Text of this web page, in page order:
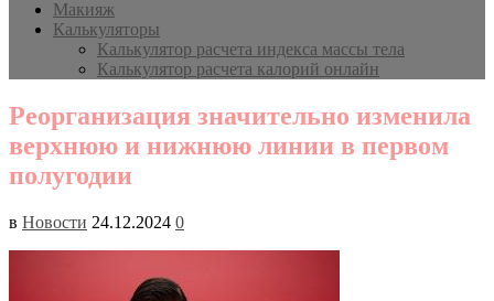
Макияж
Калькуляторы
Калькулятор расчета индекса массы тела
Калькулятор расчета калорий онлайн
Реорганизация значительно изменила
верхнюю и нижнюю линии в первом
полугодии
в Новости 24.12.2024 0